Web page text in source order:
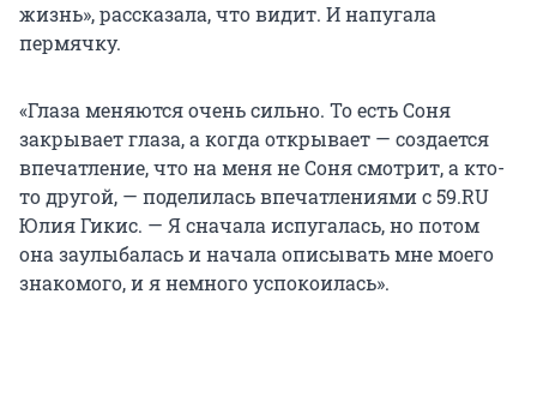
жизнь», рассказала, что видит. И напугала
пермячку.
«Глаза меняются очень сильно. То есть Соня
закрывает глаза, а когда открывает — создается
впечатление, что на меня не Соня смотрит, а кто-
то другой, — поделилась впечатлениями с 59.RU
Юлия Гикис. — Я сначала испугалась, но потом
она заулыбалась и начала описывать мне моего
знакомого, и я немного успокоилась».